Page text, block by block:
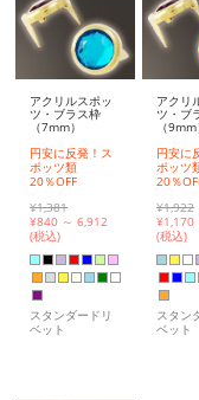
アクリルスポッ
ツ・ブラス枠
（7mm）
円安に反発！ス
ポッツ類
20％OFF
¥1,381
¥840 ～ 6,912
(税込)
スタンダードリ
ベット
アクリ
ツ・ブ
（9mm
円安に
ポッツ
20％
¥1,922
¥1,170
(税込)
スタン
ベット